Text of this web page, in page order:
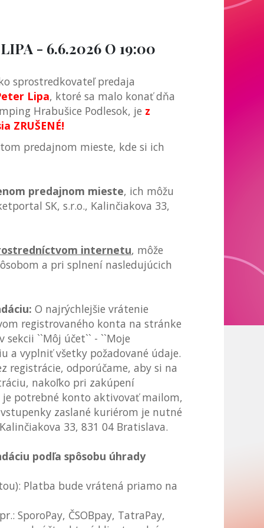
- 6.6.2026 O 19:00
sprostredkovateľ predaja
Lipa, ktoré sa malo konať dňa
Hrabušice Podlesok, je z
ZRUŠENÉ!
predajnom mieste, kde si ich
predajnom mieste, ich môžu
SK, s.r.o., Kalinčiakova 33,
internetu, môže
a pri splnení nasledujúcich
O najrýchlejšie vrátenie
registrovaného konta na stránke
``Môj účet`` - ``Moje
a vyplniť všetky požadované údaje.
registrácie, odporúčame, aby si na
nakoľko pri zakúpení
potrebné konto aktivovať mailom,
zaslané kuriérom je nutné
33, 831 04 Bratislava.
podľa spôsobu úhrady
Platba bude vrátená priamo na
SporoPay, ČSOBpay, TatraPay,